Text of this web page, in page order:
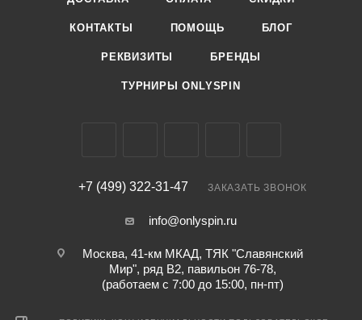
КОНТАКТЫ ПОМОЩЬ БЛОГ
РЕКВИЗИТЫ БРЕНДЫ
ТУРНИРЫ ONLYSPIN
+7 (499) 322-31-47 ЗАКАЗАТЬ ЗВОНОК
info@onlyspin.ru
Москва, 41-км МКАД, ТЯК "Славянский
Мир", ряд В2, павильон 76-78,
(работаем с 7:00 до 15:00, пн-пт)